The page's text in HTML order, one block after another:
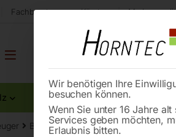
Fachberatung aus Kärnten
Metall Reinigung
Benzin-Stromerzeuger
Wir benötigen Ihre
besuchen können.
Wenn Sie unter 16 Jahre
Services geben möchten,
Erlaubnis bitten.